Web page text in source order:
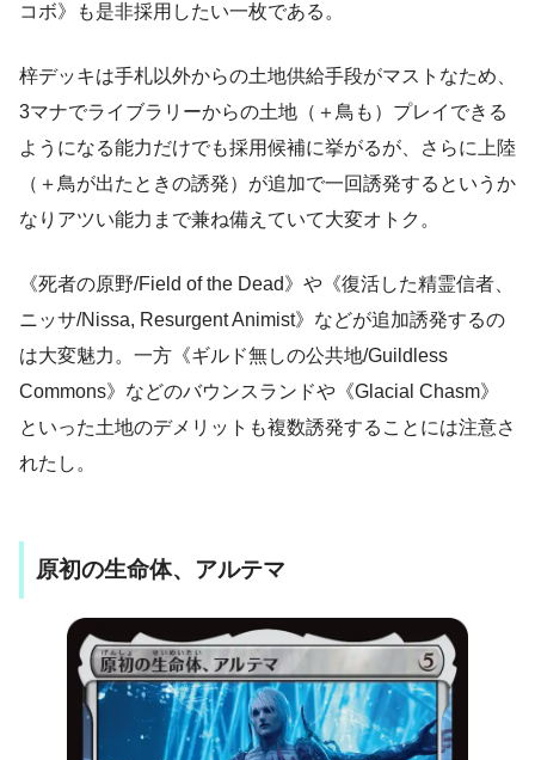
コボ》も是非採用したい一枚である。
梓デッキは手札以外からの土地供給手段がマストなため、
3マナでライブラリーからの土地（＋鳥も）プレイできる
ようになる能力だけでも採用候補に挙がるが、さらに上陸
（＋鳥が出たときの誘発）が追加で一回誘発するというか
なりアツい能力まで兼ね備えていて大変オトク。
《死者の原野/Field of the Dead》や《復活した精霊信者、
ニッサ/Nissa, Resurgent Animist》などが追加誘発するの
は大変魅力。一方《ギルド無しの公共地/Guildless
Commons》などのバウンスランドや《Glacial Chasm》
といった土地のデメリットも複数誘発することには注意さ
れたし。
原初の生命体、アルテマ